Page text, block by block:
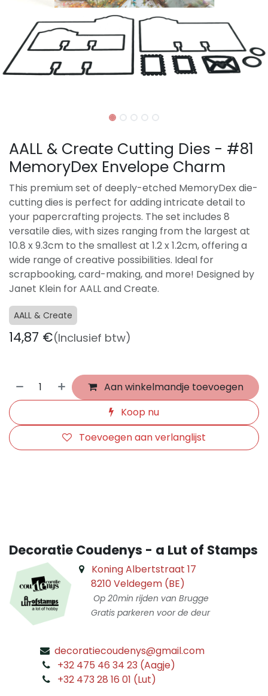
AALL & Create Cutting Dies - #81
MemoryDex Envelope Charm
This premium set of deeply-etched MemoryDex die-
cutting dies is perfect for adding intricate detail to
your papercrafting projects. The set includes 8
versatile dies, with sizes ranging from the largest at
10.8 x 9.3cm to the smallest at 1.2 x 1.2cm, offering a
wide range of creative possibilities. Ideal for
scrapbooking, card-making, and more! Designed by
Janet Klein for AALL and Create.
AALL & Create
14,87 €(Inclusief btw)
Aan winkelmandje toevoegen
Koop nu
Toevoegen aan verlanglijst
Decoratie Coudenys - a Lut of Stamps
Koning Albertstraat 17
8210 Veldegem (BE)
Op 20min rijden van Brugge
Gratis parkeren voor de deur
decoratiecoudenys@gmail.com
+32 475 46 34 23 (Aagje)
+32 473 28 16 01 (Lut)